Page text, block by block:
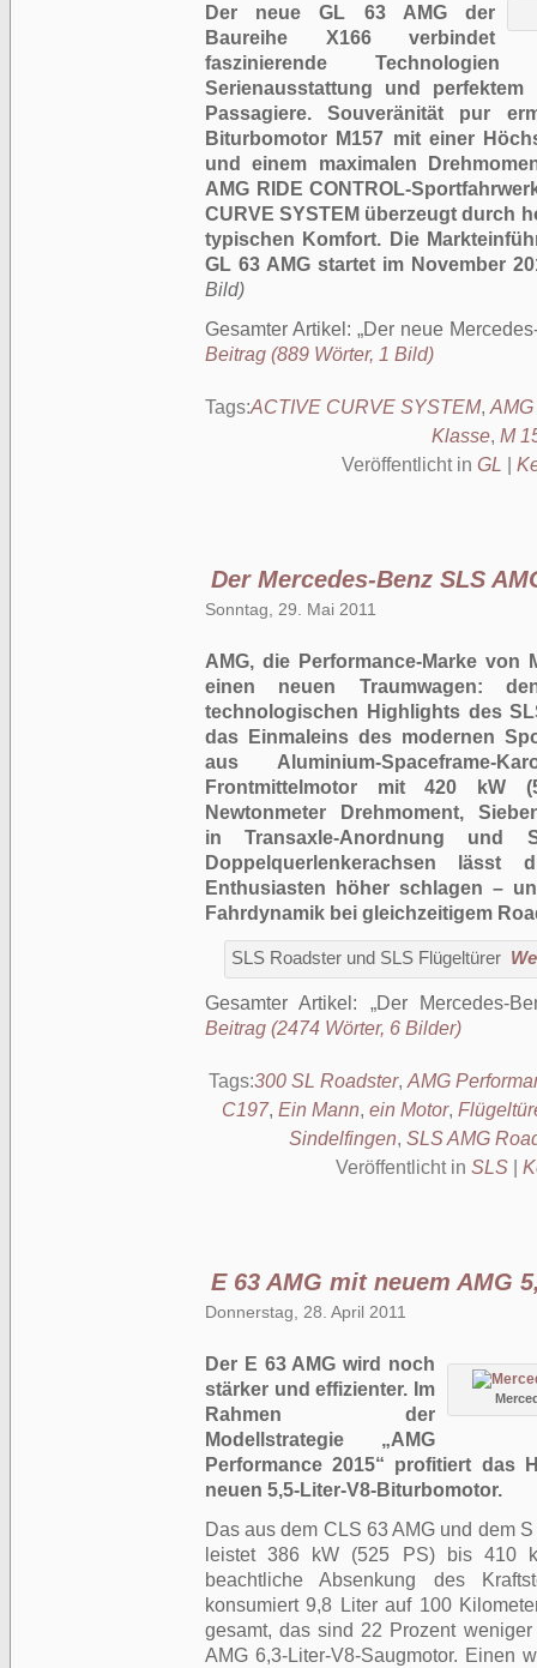
Der neue GL 63 AMG der
Baureihe X166 verbindet
faszinierende
Serienausstattung und
Passagiere. Souveränität pur
Biturbomotor M157 mit einer
und einem maximalen
AMG RIDE CONTROL-
CURVE SYSTEM überzeugt durch
typischen Komfort. Die
GL 63 AMG startet im November
Bild)
Gesamter Artikel: Der neue
Beitrag (889 Wörter, 1 Bild)
Tags:ACTIVE CURVE SYSTEM,
Klasse, M
Veröffentlicht in GL
Der Mercedes-Benz SLS
Sonntag, 29. Mai 2011
AMG, die Performance-Marke von
einen neuen Traumwagen:
technologischen Highlights des
das Einmaleins des modernen
aus Aluminium-Spaceframe-
Frontmittelmotor mit 420 kW
Newtonmeter Drehmoment,
in Transaxle-Anordnung und
Doppelquerlenkerachsen
Enthusiasten höher schlagen –
Fahrdynamik bei gleichzeitigem
SLS Roadster und SLS Flügeltürer
Gesamter Artikel:
Der Mercedes-
Beitrag (2474 Wörter, 6 Bilder)
Tags:300 SL Roadster, AMG
C197, Ein Mann, ein Motor,
Sindelfingen, SLS AMG
Veröffentlicht in SLS
E 63 AMG mit neuem AMG
Donnerstag, 28. April 2011
Der E 63 AMG wird noch
stärker und effizienter. Im
Rahmen der
Modellstrategie „AMG
Performance 2015“ profitiert das
neuen 5,5-Liter-V8-Biturbomotor.
Das aus dem CLS 63 AMG und dem
leistet 386 kW (525 PS) bis 410
beachtliche Absenkung des
konsumiert 9,8 Liter auf 100
gesamt, das sind 22 Prozent
AMG 6,3-Liter-V8-Saugmotor. Einen